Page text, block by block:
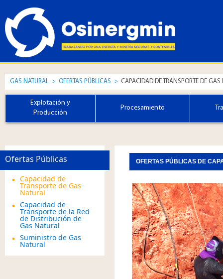
GAS NATURAL > OFERTAS PÚBLICAS > CAPACIDAD DE TRANSPORTE DE GAS
Explotación y
Producción
Procesamiento
Capacidad de
Transporte de Gas
Natural
Capacidad de
Transporte de la Red
de Distribución de
Gas Natural
Suministro de Gas
Natural
Ofertas Públicas OFERTAS PÚBLICAS DE